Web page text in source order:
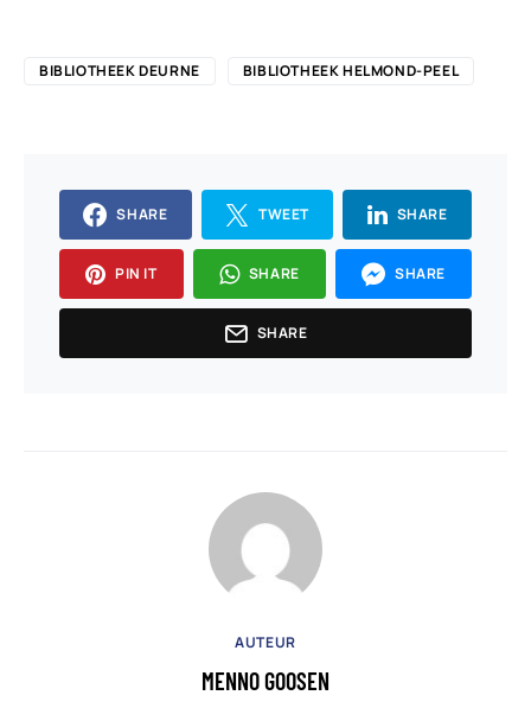
BIBLIOTHEEK DEURNE BIBLIOTHEEK HELMOND-PEEL
SHARE TWEET SHARE
PIN IT SHARE SHARE
SHARE
AUTEUR
MENNO GOOSEN